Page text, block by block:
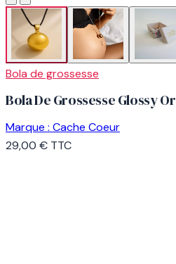
Bola de grossesse
Bola De Grossesse Glossy Or
Marque : Cache Coeur
29,00 € TTC